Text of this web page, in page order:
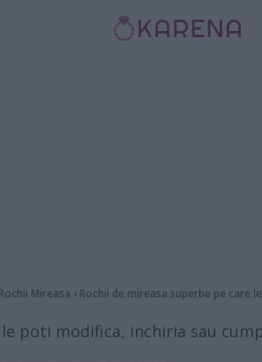
Rochii Mireasa › Rochii de mireasa superbe pe care
poti modifica, inchiria sau